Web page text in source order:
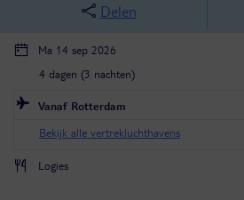
Delen
Ma 14 sep 2026
4 dagen (3 nachten)
Vanaf Rotterdam
Bekijk alle vertrekluchthavens
Logies